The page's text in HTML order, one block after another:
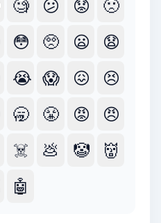
🧐 😕 😟
🙁
😳 🥺 😦
😧
😭 😱 😖
😣
🥱 😤 😡
😠
☠️ 💩 🤡
👹
🤖